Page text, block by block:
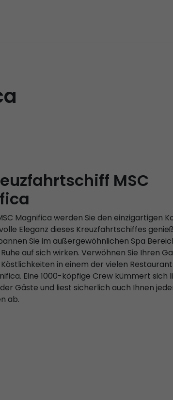
MSC
Magnifica werden Sie den einzigartigen
Eleganz dieses Kreuzfahrtschiffes
Sie im außergewöhnlichen Spa
Ruhe auf sich wirken. Verwöhnen Sie Ihren
in einem der vielen
Eine 1000-köpfige Crew kümmert sich
Gäste und liest sicherlich auch Ihnen
ab.